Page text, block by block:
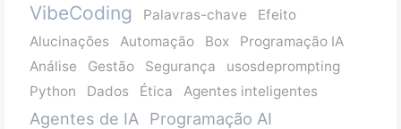
VibeCoding Palavras-chave
Efeito
Alucinações
Automação Box
Programação IA
Análise
Gestão Segurança
usosdeprompting
Python
Dados Ética Agentes inteligentes
Agentes de IA Programação AI